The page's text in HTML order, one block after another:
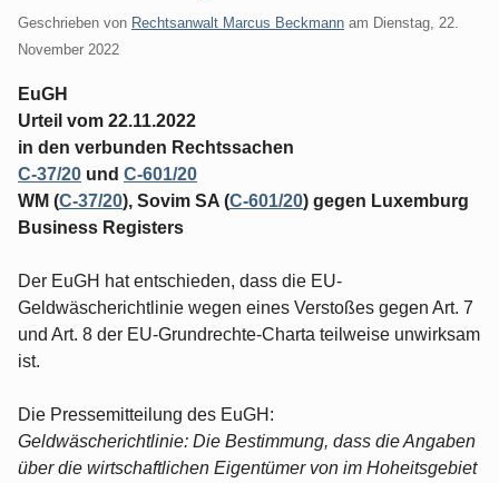
Geschrieben von Rechtsanwalt Marcus Beckmann am Dienstag, 22.
November 2022
EuGH
Urteil vom 22.11.2022
in den verbunden Rechtssachen
C-37/20 und C-601/20
WM (C‑37/20), Sovim SA (C‑601/20) gegen Luxemburg
Business Registers
Der EuGH hat entschieden, dass die EU-
Geldwäscherichtlinie wegen eines Verstoßes gegen Art. 7
und Art. 8 der EU-Grundrechte-Charta teilweise unwirksam
ist.
Die Pressemitteilung des EuGH:
Geldwäscherichtlinie: Die Bestimmung, dass die Angaben
über die wirtschaftlichen Eigentümer von im Hoheitsgebiet